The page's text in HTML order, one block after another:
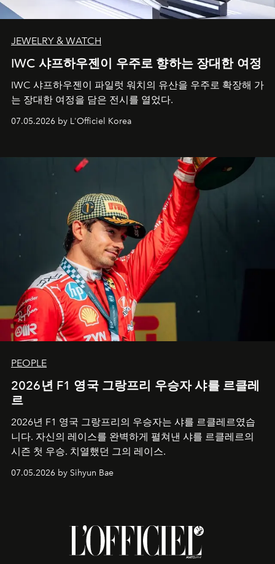
JEWELRY & WATCH
IWC 샤프하우젠이 우주로 향하는 장대한 여정
IWC 샤프하우젠이 파일럿 워치의 유산을 우주로 확장해 가
는 장대한 여정을 담은 전시를 열었다.
07.05.2026 by L'Officiel Korea
PEOPLE
2026년 F1 영국 그랑프리 우승자 샤를 르클레
르
2026년 F1 영국 그랑프리의 우승자는 샤를 르클레르였습
니다. 자신의 레이스를 완벽하게 펼쳐낸 샤를 르클레르의
시즌 첫 우승. 치열했던 그의 레이스.
07.05.2026 by Sihyun Bae